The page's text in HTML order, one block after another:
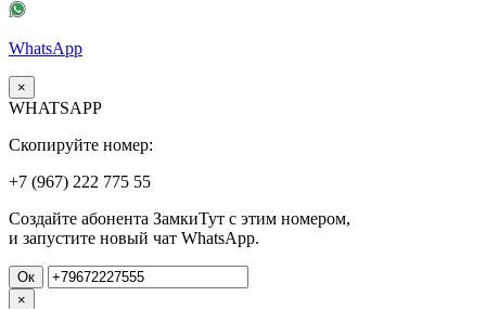
WhatsApp
×
WHATSAPP
Скопируйте номер:
+7 (967) 222 775 55
Создайте абонента ЗамкиТут с этим номером,
и запустите новый чат WhatsApp.
Ок
×